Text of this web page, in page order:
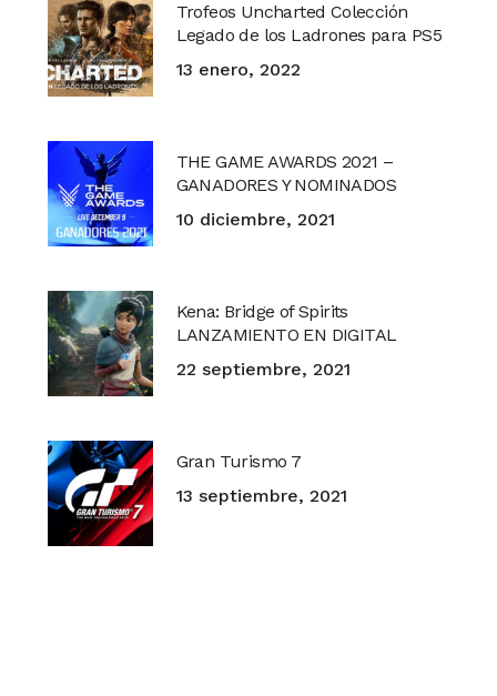
Trofeos Uncharted Colección
Legado de los Ladrones para PS5
13 enero, 2022
THE GAME AWARDS 2021 –
GANADORES Y NOMINADOS
10 diciembre, 2021
Kena: Bridge of Spirits
LANZAMIENTO EN DIGITAL
22 septiembre, 2021
Gran Turismo 7
13 septiembre, 2021